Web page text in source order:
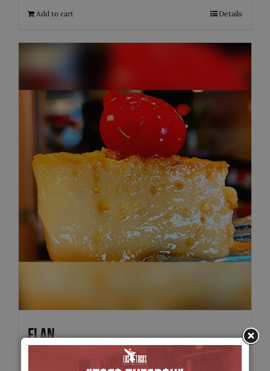
Add to cart Details
Flan